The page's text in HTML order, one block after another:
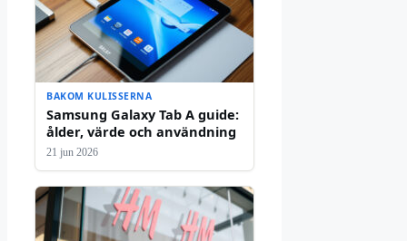
BAKOM KULISSERNA
Samsung Galaxy Tab A guide:
ålder, värde och användning
21 jun 2026